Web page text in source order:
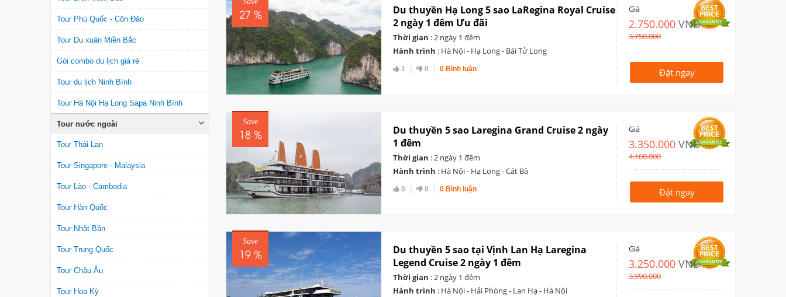
Tour Phú Quốc - Côn Đảo
Tour Du xuân Miền Bắc
Gói combo du lịch giá rẻ
Tour du lịch Ninh Bình
Tour Hà Nội Hạ Long Sapa Ninh Bình
Tour nước ngoài
Tour Thái Lan
Tour Singapore - Malaysia
Tour Lào - Cambodia
Tour Hàn Quốc
Tour Nhật Bản
Tour Trung Quốc
Tour Châu Âu
Tour Hoa Kỳ
27 %
Du thuyền Hạ Long 5 sao LaRegina Royal Cruise
2 ngày 1 đêm Ưu đãi
Thời gian : 2 ngày 1 đêm
Hành trình : Hà Nội - Hạ Long - Bái Tử Long
1 0 0 Bình luận
Giá
2.750.000 VNĐ
3.750.000
Đặt ngay
Save
18 %
Du thuyền 5 sao Laregina Grand Cruise 2 ngày
1 đêm
Thời gian : 2 ngày 1 đêm
Hành trình : Hà Nội - Hạ Long - Cát Bà
0 0 0 Bình luận
Giá
3.350.000 VNĐ
4.100.000
Đặt ngay
Save
19 %
Du thuyền 5 sao tại Vịnh Lan Hạ Laregina
Legend Cruise 2 ngày 1 đêm
Thời gian : 2 ngày 1 đêm
Hành trình : Hà Nội - Hải Phòng - Lan Hạ - Hà Nội
Giá
3.250.000 VNĐ
3.990.000